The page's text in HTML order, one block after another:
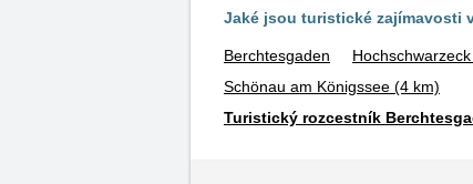
Jaké jsou turistické zajímavosti
Berchtesgaden Hochschwarzeck
Schönau am Königssee (4 km)
Turistický rozcestník